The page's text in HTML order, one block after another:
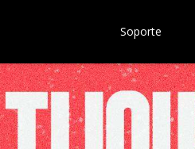
Soporte